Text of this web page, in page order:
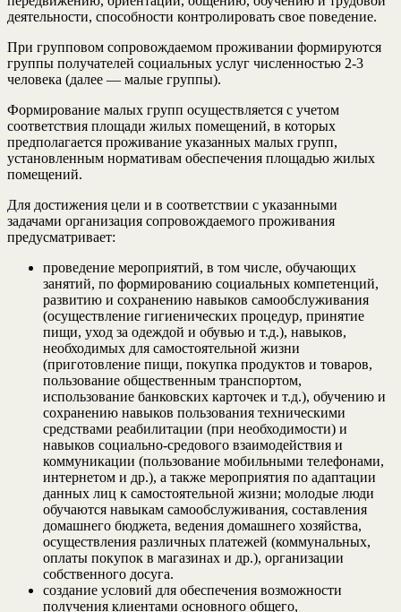
деятельности, способности контролировать свое поведение.
При групповом сопровождаемом проживании формируются
группы получателей социальных услуг численностью 2-3
человека (далее — малые группы).
Формирование малых групп осуществляется с учетом
соответствия площади жилых помещений, в которых
предполагается проживание указанных малых групп,
установленным нормативам обеспечения площадью жилых
помещений.
Для достижения цели и в соответствии с указанными
задачами организация сопровождаемого проживания
предусматривает:
проведение мероприятий, в том числе, обучающих
занятий, по формированию социальных компетенций,
развитию и сохранению навыков самообслуживания
(осуществление гигиенических процедур, принятие
пищи, уход за одеждой и обувью и т.д.), навыков,
необходимых для самостоятельной жизни
(приготовление пищи, покупка продуктов и товаров,
пользование общественным транспортом,
использование банковских карточек и т.д.), обучению и
сохранению навыков пользования техническими
средствами реабилитации (при необходимости) и
навыков социально-средового взаимодействия и
коммуникации (пользование мобильными телефонами,
интернетом и др.), а также мероприятия по адаптации
данных лиц к самостоятельной жизни; молодые люди
обучаются навыкам самообслуживания, составления
домашнего бюджета, ведения домашнего хозяйства,
осуществления различных платежей (коммунальных,
оплаты покупок в магазинах и др.), организации
собственного досуга.
создание условий для обеспечения возможности
получения клиентами основного общего,